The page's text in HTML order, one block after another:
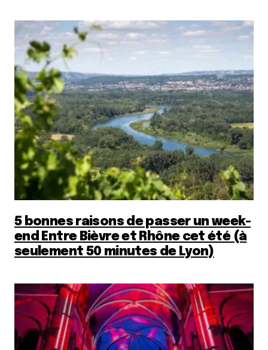
5 bonnes raisons de passer un week-
end Entre Bièvre et Rhône cet été (à
seulement 50 minutes de Lyon)